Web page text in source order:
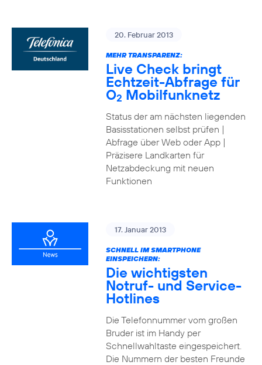
20. Februar 2013
MEHR TRANSPARENZ:
Live Check bringt
Echtzeit-Abfrage für
O2 Mobilfunknetz
Status der am nächsten liegenden
Basisstationen selbst prüfen |
Abfrage über Web oder App |
Präzisere Landkarten für
Netzabdeckung mit neuen
Funktionen
17. Januar 2013
SCHNELL IM SMARTPHONE
EINSPEICHERN:
Die wichtigsten
Notruf- und Service-
Hotlines
Die Telefonnummer vom großen
Bruder ist im Handy per
Schnellwahltaste eingespeichert.
Die Nummern der besten Freunde